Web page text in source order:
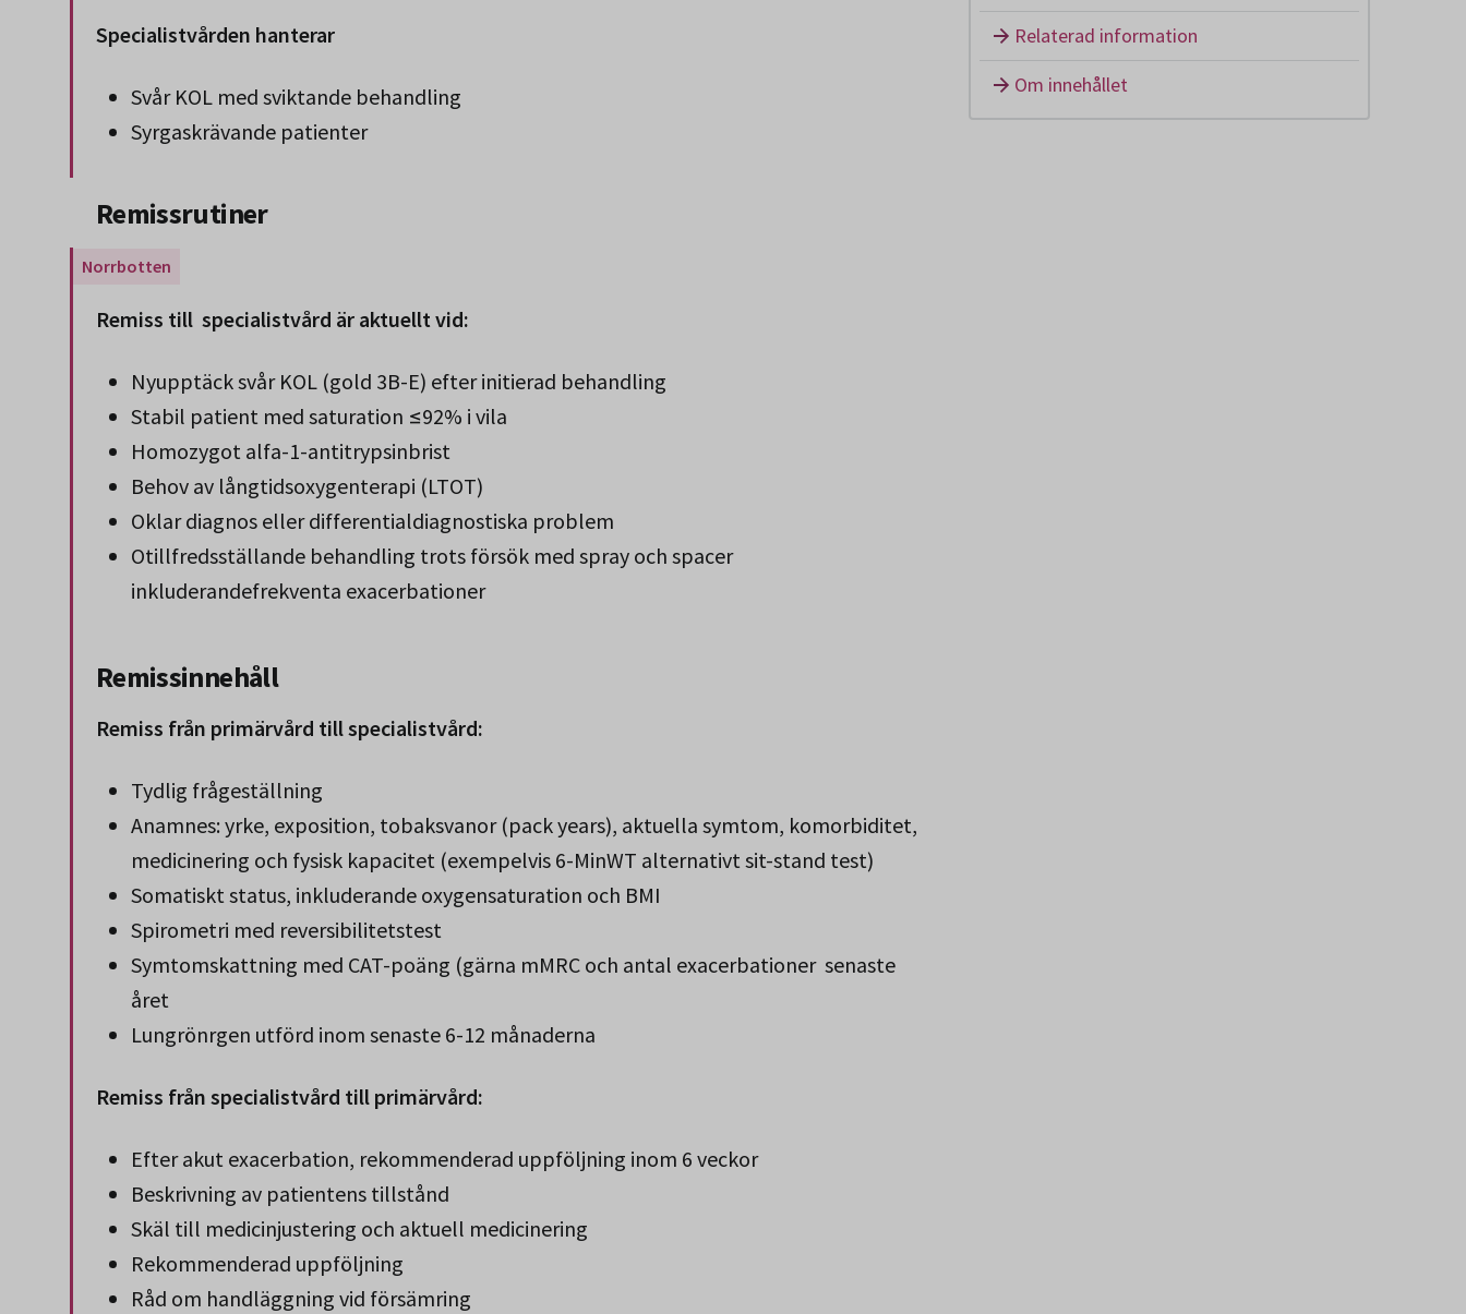
Relaterad information
Om innehållet
Specialistvården hanterar
Svår KOL med sviktande behandling
Syrgaskrävande patienter
Remissrutiner
Gäller endast för Region Norrbotten.
Remiss till specialistvård är aktuellt vid:
Nyupptäck svår KOL (gold 3B-E) efter initierad behandling
Stabil patient med saturation ≤92% i vila
Homozygot alfa-1-antitrypsinbrist
Behov av långtidsoxygenterapi (LTOT)
Oklar diagnos eller differentialdiagnostiska problem
Otillfredsställande behandling trots försök med spray och spacer
inkluderandefrekventa exacerbationer
Remissinnehåll
Remiss från primärvård till specialistvård:
Tydlig frågeställning
Anamnes: yrke, exposition, tobaksvanor (pack years), aktuella symtom, komorbiditet,
medicinering och fysisk kapacitet (exempelvis 6-MinWT alternativt sit-stand test)
Somatiskt status, inkluderande oxygensaturation och BMI
Spirometri med reversibilitetstest
Symtomskattning med CAT-poäng (gärna mMRC och antal exacerbationer senaste
året
Lungrönrgen utförd inom senaste 6-12 månaderna
Remiss från specialistvård till primärvård:
Efter akut exacerbation, rekommenderad uppföljning inom 6 veckor
Beskrivning av patientens tillstånd
Skäl till medicinjustering och aktuell medicinering
Rekommenderad uppföljning
Råd om handläggning vid försämring